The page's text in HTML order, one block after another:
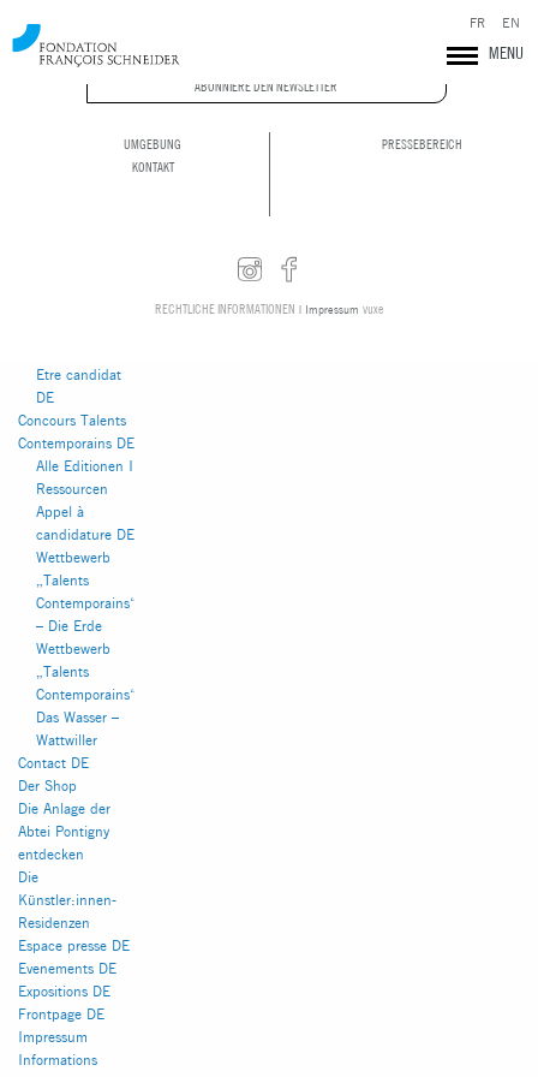
Fondation François Schneider
MENU
FR EN
Du befindest dich im
Etre candidat
DE
Concours Talents
Contemporains DE
Alle Editionen I
Ressourcen
Appel à
candidature DE
Wettbewerb
„Talents
Contemporains“
– Die Erde
Wettbewerb
„Talents
Contemporains“
Das Wasser –
Wattwiller
Contact DE
Der Shop
Die Anlage der
Abtei Pontigny
entdecken
Die
Künstler:innen-
Residenzen
Espace presse DE
Evenements DE
Expositions DE
Frontpage DE
Impressum
Informations
ABONNIERE DEN NEWSLETTER
UMGEBUNG
KONTAKT
PRESSEBEREICH
RECHTLICHE INFORMATIONEN | Impressum vuxe